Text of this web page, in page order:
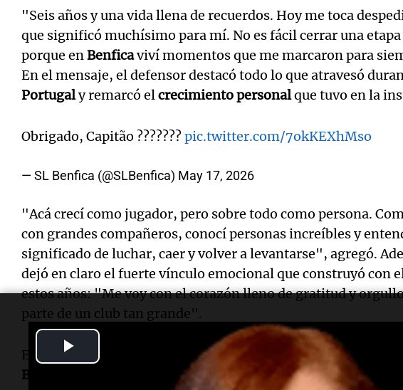
"Seis años y una vida llena de recuerdos. Hoy me toca
que significó muchísimo para mí. No es fácil cerrar una
porque enBenficaviví momentos que me marcaron para
En el mensaje, el defensor destacó todo lo que atravesó
Portugaly remarcó elcrecimiento personalque tuvo en la
Obrigado, Capitão ???????pic.twitter.com/7okKEXhMso
— SL Benfica (@SLBenfica) May 17, 2026
"Acá crecí como jugador, pero sobre todo como persona.
con grandes compañeros, conocí personas increíbles y
significado de luchar, caer y volver a levantarse", agregó.
dejó en claro el fuerte vínculo emocional que construyó con
estos años: "Me voy con el corazón lleno de gratitud y
parte de un club tan grande".
El zaguero cerró su despedida con una frase que emocionó a
Benfica
: "Aunque hoy toque decir adiós, estos colores van a